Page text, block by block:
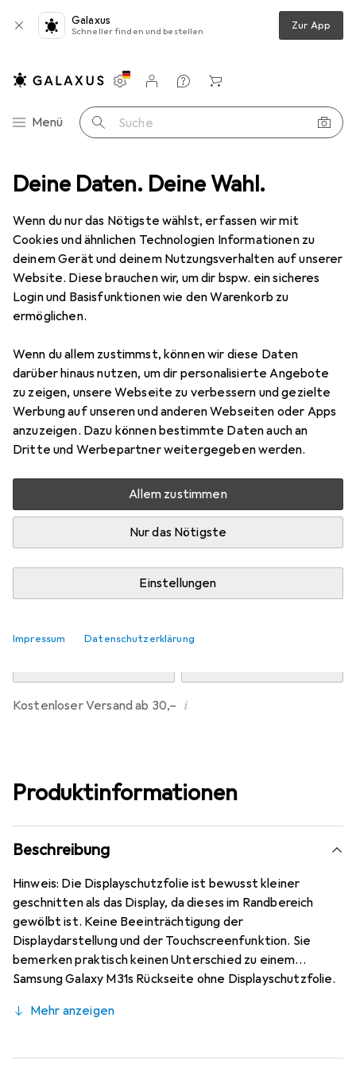
Deine Daten. Deine Wahl.
Wenn du nur das Nötigste wählst, erfassen wir mit
Cookies und ähnlichen Technologien Informationen zu
deinem Gerät und deinem Nutzungsverhalten auf unserer
Website. Diese brauchen wir, um dir bspw. ein sicheres
Login und Basisfunktionen wie den Warenkorb zu
ermöglichen.
Wenn du allem zustimmst, können wir diese Daten
darüber hinaus nutzen, um dir personalisierte Angebote
zu zeigen, unsere Webseite zu verbessern und gezielte
Werbung auf unseren und anderen Webseiten oder Apps
anzuzeigen. Dazu können bestimmte Daten auch an
Dritte und Werbepartner weitergegeben werden.
Allem zustimmen
Nur das Nötigste
Einstellungen
Impressum Datenschutzerklärung
Galaxus
Schneller finden und bestellen Zur App
Navigation nach Kategorien
Menü Suche
Einstellungen
Kundenkonto
Vergleichslisten
Merklisten
Warenkorb
Smartphone Schutzfolie Dipos Displayschutzfolie Crystalclear
5 Bilder
DiposDisplayschutzfolie Crystalclear
Preis in EUR inkl. MwSt.
EUR
3,99
Bewertungen Marke
Mehr von Dipos
Mi, 12.8. geliefert
Mehr als 10 Stück an Lager beim Drittanbieter
Lieferort angeben für genaue Lieferzeit
Kostenloser Versand ab 30,– i
Produktinformationen
Beschreibung
Hinweis: Die Displayschutzfolie ist bewusst kleiner
geschnitten als das Display, da dieses im Randbereich
gewölbt ist. Keine Beeinträchtigung der
Displaydarstellung und der Touchscreenfunktion. Sie
bemerken praktisch keinen Unterschied zu einem
Samsung Galaxy M31s Rückseite ohne Displayschutzfolie.
Oberfläche! Sehr beständig gegen Kratzer und Abrasion!
Galaxy M31s Rückseite Glas, da dieses gewölbt ist (siehe
Mehr anzeigen